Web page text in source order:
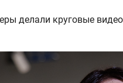
делали круговые